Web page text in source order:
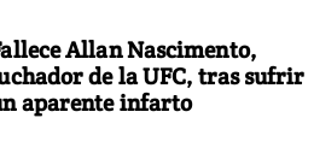
Allan Nascimento,
de la UFC, tras sufrir
aparente infarto